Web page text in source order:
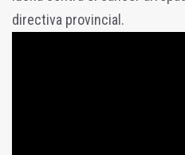
directiva provincial.